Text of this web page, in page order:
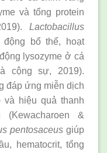
và tổng protein
Lactobacillus
bổ thể, hoạt
lysozyme ở cá
cộng sự, 2019).
đáp ứng miễn dịch
và hiệu quả thanh
&
pentosaceusgiúp
hematocrit, tổng